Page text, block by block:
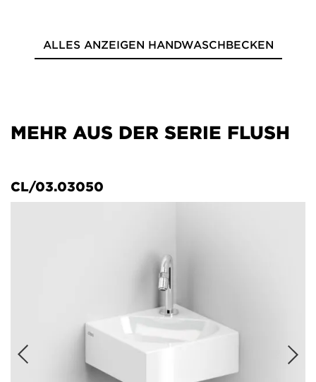
ALLES ANZEIGEN HANDWASCHBECKEN
MEHR AUS DER SERIE FLUSH
CL/03.03050